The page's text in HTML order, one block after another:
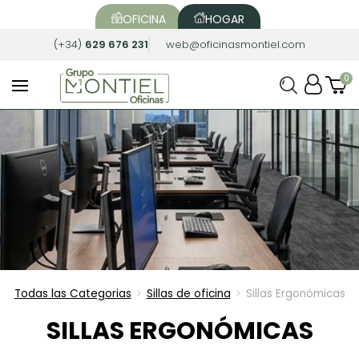
OFICINA HOGAR
(+34) 629 676 231 web@oficinasmontiel.com
Todas las Categorias > Sillas de oficina > Sillas Ergonómicas
SILLAS ERGONÓMICAS